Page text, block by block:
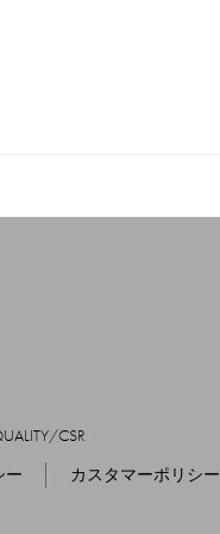
CSR
ー カスタマーポリシー